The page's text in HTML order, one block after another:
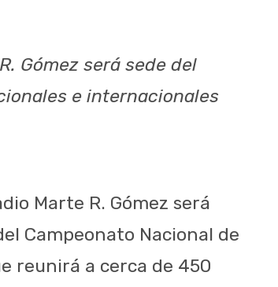
Gómez será sede del
e internacionales
Marte R. Gómez será
Campeonato Nacional de
reunirá a cerca de 450